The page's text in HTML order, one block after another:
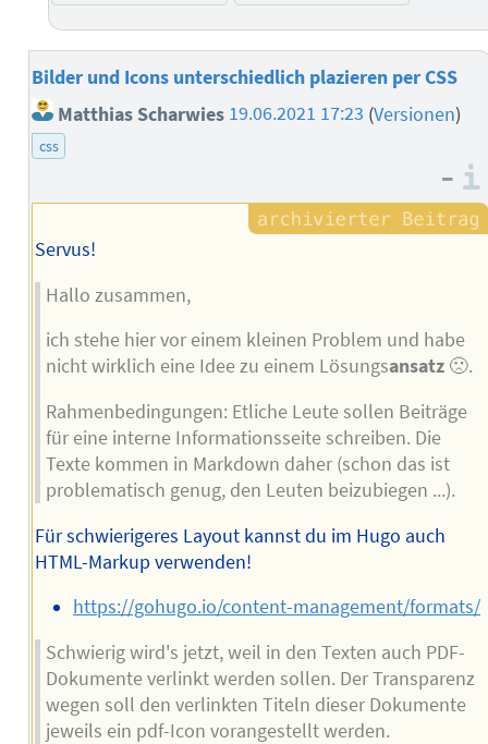
Bilder und Icons unterschiedlich plazieren per CSS
Matthias Scharwies 19.06.2021 17:23 (Versionen)
css
–
Servus!
Hallo zusammen,
ich stehe hier vor einem kleinen Problem und habe
nicht wirklich eine Idee zu einem Lösungsansatz🙁.
Rahmenbedingungen: Etliche Leute sollen Beiträge
für eine interne Informationsseite schreiben. Die
Texte kommen in Markdown daher (schon das ist
problematisch genug, den Leuten beizubiegen ...).
Für schwierigeres Layout kannst du im Hugo auch
HTML-Markup verwenden!
https://gohugo.io/content-management/formats/
Schwierig wird's jetzt, weil in den Texten auch PDF-
Dokumente verlinkt werden sollen. Der Transparenz
wegen soll den verlinkten Titeln dieser Dokumente
jeweils ein pdf-Icon vorangestellt werden.